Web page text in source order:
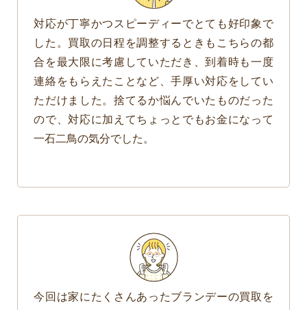
対応が丁寧かつスピーディーでとても好印象で
した。買取の日程を調整するときもこちらの都
合を最大限に考慮していただき、到着時も一度
連絡をもらえたことなど、手厚い対応をしてい
ただけました。捨てるか悩んでいたものだった
ので、対応に加えてちょっとでもお金になって
一石二鳥の気分でした。
今回は家にたくさんあったブランデーの買取を